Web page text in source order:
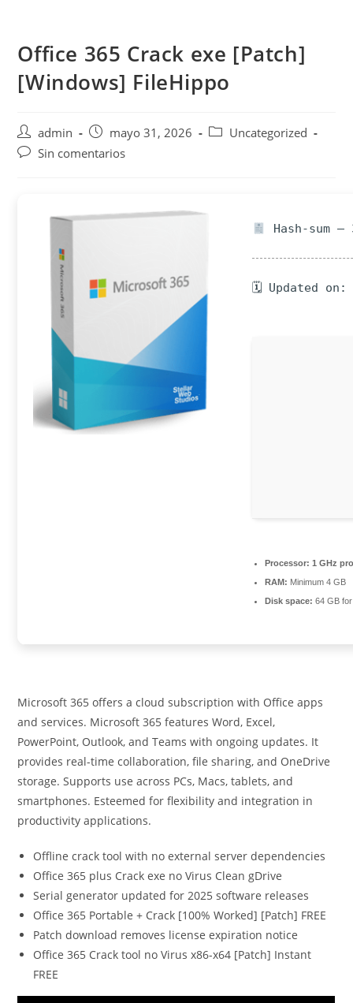
contenido
Office 365 Crack exe [Patch]
[Windows] FileHippo
Autor
de
admin
Publicación
de
mayo 31, 2026
Categoría
Uncategorized
Comentarios
Sin comentarios
Hash-sum —
🗓 Updated on:
Processor: 1 GHz
RAM: Minimum 4 GB
Disk space: 64 GB
Microsoft 365 offers a cloud subscription with Office apps
and services. Microsoft 365 features Word, Excel,
PowerPoint, Outlook, and Teams with ongoing updates. It
provides real-time collaboration, file sharing, and OneDrive
storage. Supports use across PCs, Macs, tablets, and
smartphones. Esteemed for flexibility and integration in
productivity applications.
Offline crack tool with no external server dependencies
Office 365 plus Crack exe no Virus Clean gDrive
Serial generator updated for 2025 software releases
Office 365 Portable + Crack [100% Worked] [Patch] FREE
Patch download removes license expiration notice
Office 365 Crack tool no Virus x86-x64 [Patch] Instant
FREE